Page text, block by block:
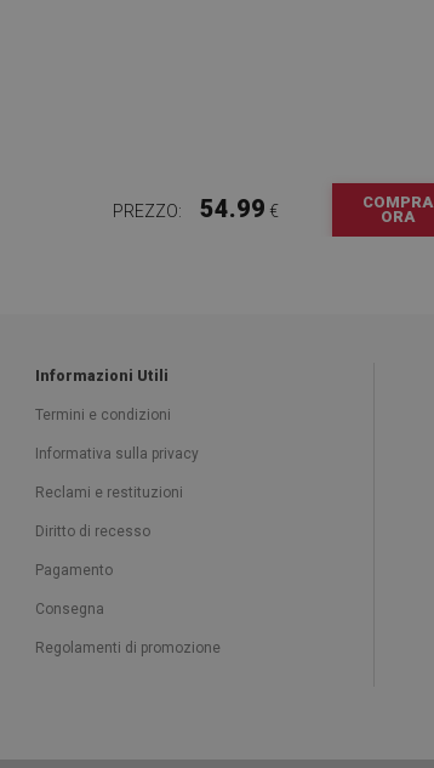
PREZZO: 54.99 €
COMPRA
ORA
Informazioni Utili
Termini e condizioni
Informativa sulla privacy
Reclami e restituzioni
Diritto di recesso
Pagamento
Consegna
Regolamenti di promozione